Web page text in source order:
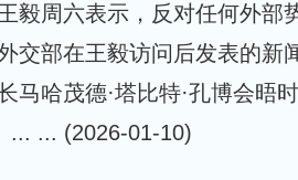
毅周六表示，反对任何外部
交部在王毅访问后发表的新
马哈茂德·塔比特·孔博会晤
... ... (2026-01-10)